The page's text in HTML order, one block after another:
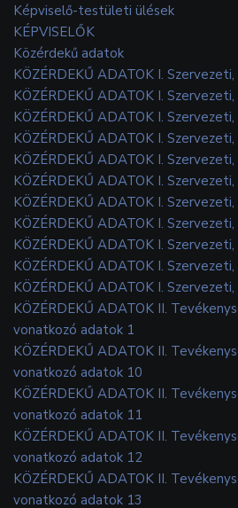
Képviselő-testületi ülések
KÉPVISELŐK
Közérdekű adatok
KÖZÉRDEKŰ ADATOK I.
KÖZÉRDEKŰ ADATOK I.
KÖZÉRDEKŰ ADATOK I.
KÖZÉRDEKŰ ADATOK I.
KÖZÉRDEKŰ ADATOK I.
KÖZÉRDEKŰ ADATOK I.
KÖZÉRDEKŰ ADATOK I.
KÖZÉRDEKŰ ADATOK I.
KÖZÉRDEKŰ ADATOK I.
KÖZÉRDEKŰ ADATOK I.
KÖZÉRDEKŰ ADATOK I.
KÖZÉRDEKŰ ADATOK II.
vonatkozó adatok 1
KÖZÉRDEKŰ ADATOK II.
vonatkozó adatok 10
KÖZÉRDEKŰ ADATOK II.
vonatkozó adatok 11
KÖZÉRDEKŰ ADATOK II.
vonatkozó adatok 12
KÖZÉRDEKŰ ADATOK II.
vonatkozó adatok 13